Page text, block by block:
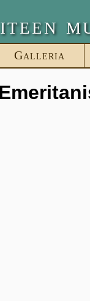
Galleria